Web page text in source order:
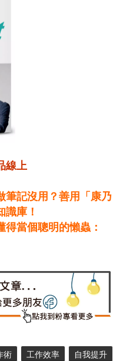
線上
筆記沒用？善用「康乃
庫！
當個聰明的懶蟲：
術 工作效率 自我提升